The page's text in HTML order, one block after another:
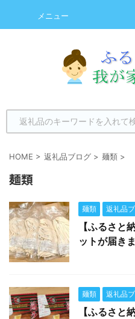
メニュー
HOME > 返礼品ブログ > 麺類 >
麺類
麺類 返礼品
【ふるさと
ットが届き
麺類 返礼品
【ふるさと